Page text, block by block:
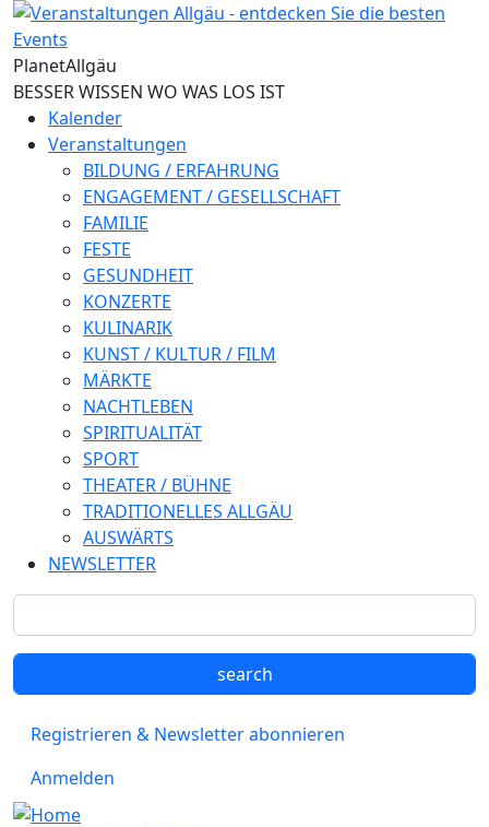
Direkt zum Inhalt
PlanetAllgäu
BESSER WISSEN WO WAS LOS IST
Kalender
Veranstaltungen
BILDUNG / ERFAHRUNG
ENGAGEMENT / GESELLSCHAFT
FAMILIE
FESTE
GESUNDHEIT
KONZERTE
KULINARIK
KUNST / KULTUR / FILM
MÄRKTE
NACHTLEBEN
SPIRITUALITÄT
SPORT
THEATER / BÜHNE
TRADITIONELLES ALLGÄU
AUSWÄRTS
NEWSLETTER
Registrieren & Newsletter abonnieren
Anmelden